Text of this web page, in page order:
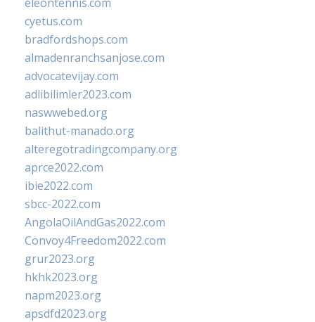
cyetus.com
bradfordshops.com
almadenranchsanjose.com
advocatevijay.com
adlibilimler2023.com
naswwebed.org
balithut-manado.org
alteregotradingcompany.org
aprce2022.com
ibie2022.com
sbcc-2022.com
AngolaOilAndGas2022.com
Convoy4Freedom2022.com
grur2023.org
hkhk2023.org
napm2023.org
apsdfd2023.org